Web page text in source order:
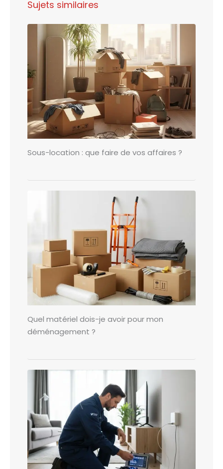
Sujets similaires
Sous-location : que faire de vos affaires ?
Quel matériel dois-je avoir pour mon
déménagement ?